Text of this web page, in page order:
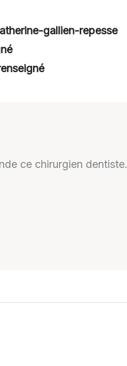
gallien-repesse
ce chirurgien dentiste.